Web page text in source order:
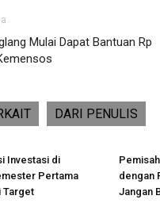
Mulai Dapat Bantuan Rp
DARI PENULIS
Investasi di
Pertama
Target
dengan
Jangan